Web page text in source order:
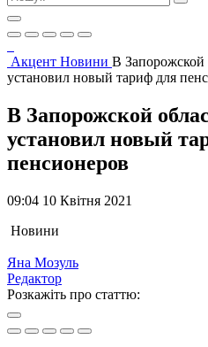
Акцент Новини В Запорожской
установил новый тариф для
В Запорожской
установил новый
пенсионеров
09:04 10 Квітня 2021
Новини
Яна Мозуль
Редактор
Розкажіть про статтю: